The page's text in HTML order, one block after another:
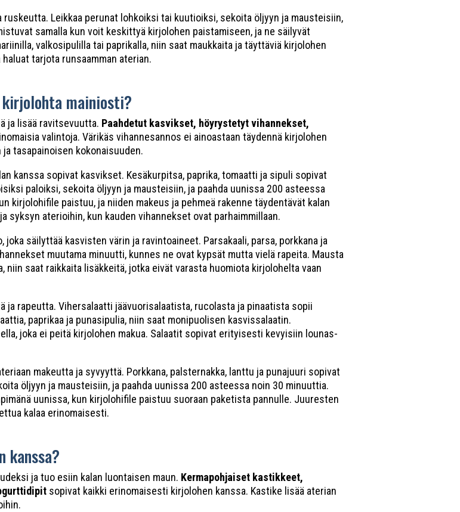
Leikkaa perunat lohkoiksi tai kuutioiksi, sekoita öljyyn ja mausteisiin,
samalla kun voit keskittyä kirjolohen paistamiseen, ja ne säilyvät
valkosipulilla tai paprikalla, niin saat maukkaita ja täyttäviä kirjolohen
tarjota runsaamman aterian.
mainiosti?
ja lisää ravitsevuutta. Paahdetut kasvikset, höyrystetyt vihannekset,
valintoja. Värikäs vihannesannos ei ainoastaan täydennä kirjolohen
tasapainoisen kokonaisuuden.
kanssa sopivat kasvikset. Kesäkurpitsa, paprika, tomaatti ja sipuli sopivat
paloiksi, sekoita öljyyn ja mausteisiin, ja paahda uunissa 200 asteessa
kirjolohifile paistuu, ja niiden makeus ja pehmeä rakenne täydentävät kalan
aterioihin, kun kauden vihannekset ovat parhaimmillaan.
säilyttää kasvisten värin ja ravintoaineet. Parsakaali, parsa, porkkana ja
muutama minuutti, kunnes ne ovat kypsät mutta vielä rapeita. Mausta
saat raikkaita lisäkkeitä, jotka eivät varasta huomiota kirjolohelta vaan
ja rapeutta. Vihersalaatti jäävuorisalaatista, rucolasta ja pinaatista sopii
paprikaa ja punasipulia, niin saat monipuolisen kasvissalaatin.
joka ei peitä kirjolohen makua. Salaatit sopivat erityisesti kevyisiin lounas-
makeutta ja syvyyttä. Porkkana, palsternakka, lanttu ja punajuuri sopivat
öljyyn ja mausteisiin, ja paahda uunissa 200 asteessa noin 30 minuuttia.
uunissa, kun kirjolohifile paistuu suoraan paketista pannulle. Juuresten
kalaa erinomaisesti.
kanssa?
ja tuo esiin kalan luontaisen maun. Kermapohjaiset kastikkeet,
sopivat kaikki erinomaisesti kirjolohen kanssa. Kastike lisää aterian